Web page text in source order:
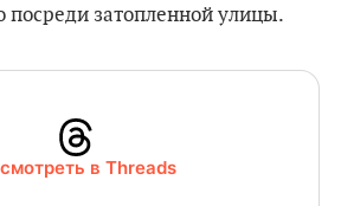
посреди затопленной улицы.
в Threads